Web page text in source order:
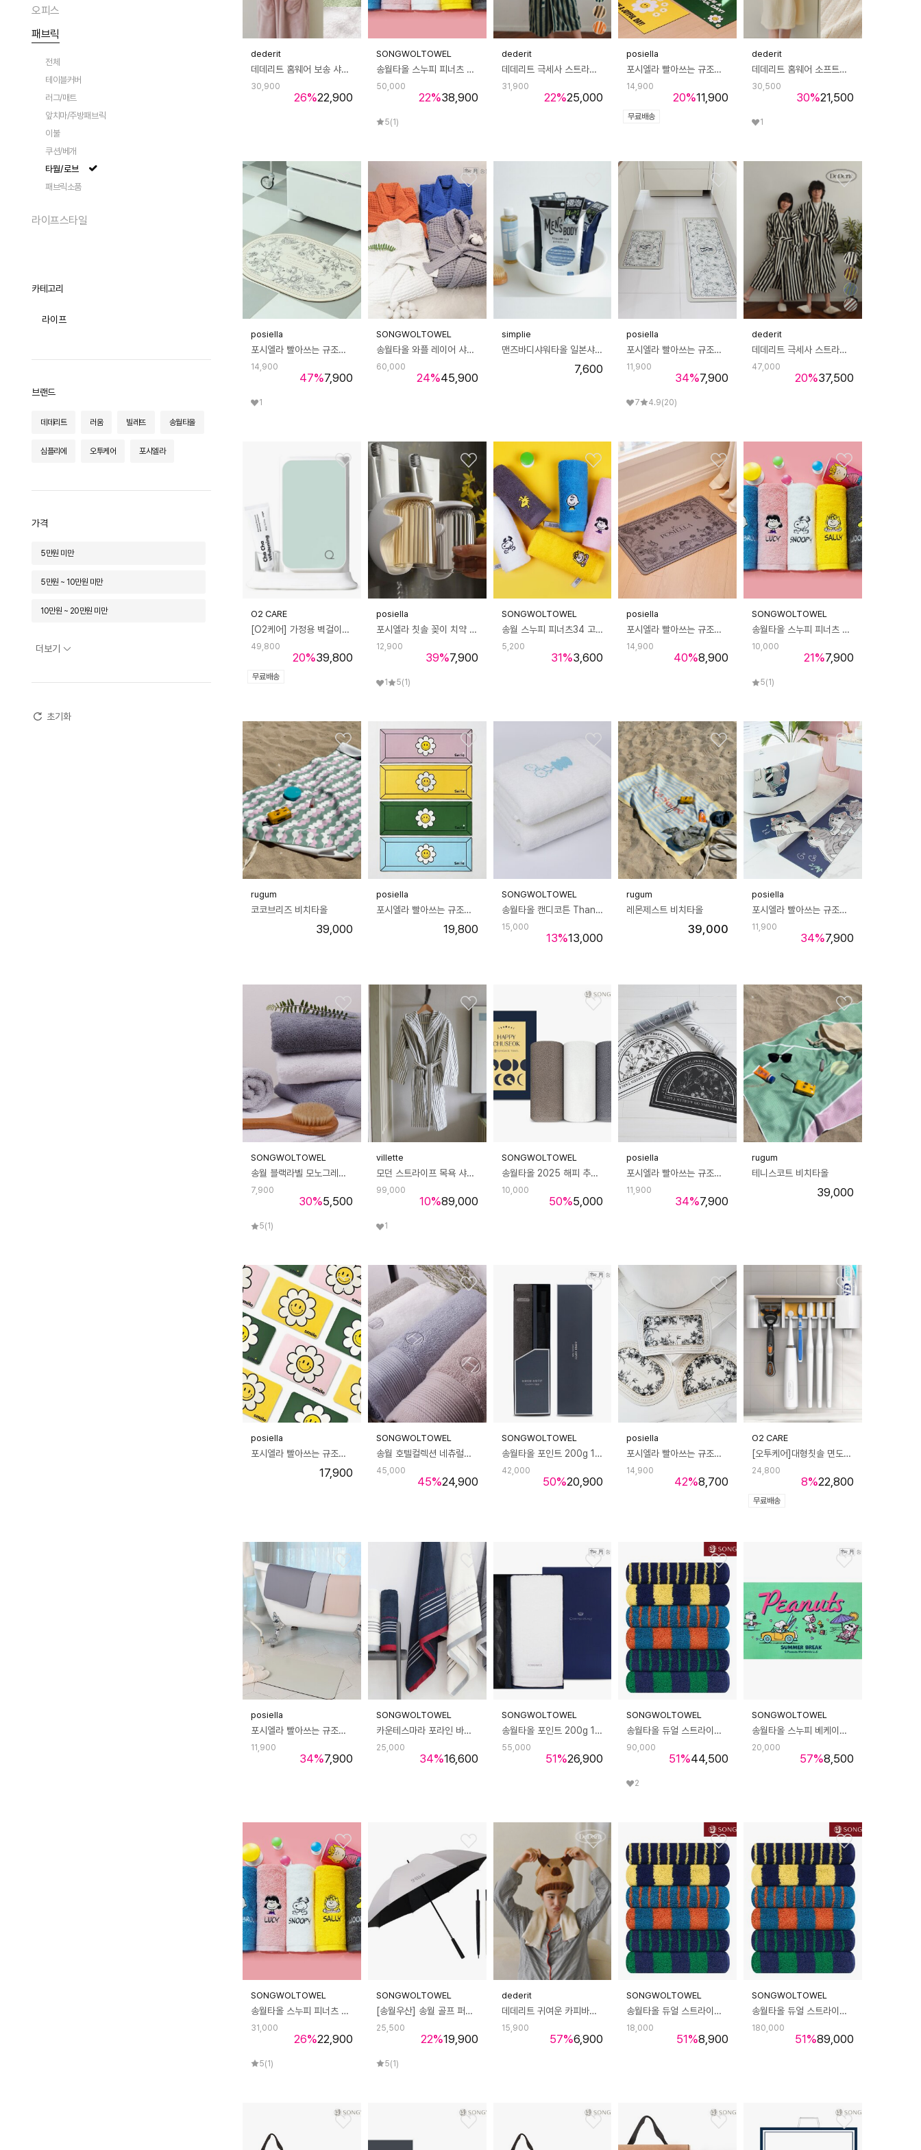
가디건/베스트
팬츠
숄더백
크로스백
에코/캔버스백
토트백
백팩
클러치/파우치
액세서리
캐리어
전체
펌프스
로퍼
슬리퍼/뮬
샌들
부츠
스니커즈/운동화
액세서리
전체
모자
지갑
스카프/머플러
패션 액세서리
아이웨어
쥬얼리
시계
양말/스타킹
라운지웨어
전체
여성 상의
여성 하의
페어
원피스/슬립
투피스/세트
ACC
화병/화분
청소
트레이/테이블매트
수저받침
컵/저그
와인잔/도구
주방용품
티웨어
테이블 체어
라운지 체어
스툴/오토만
식탁/테이블
사이드 테이블
소파
선반/장식장
트롤리
전체
플로어 조명
테이블 조명
포터블 조명
오피스
전체
트레이
카드/메모
테스크툴
패브릭
전체
테이블커버
러그/매트
앞치마/주방패브릭
이불
쿠션/베개
타월/로브
패브릭소품
라이프스타일
생활가전
바바더컬쳐
카테고리
라이프
브랜드
데데리트 러움 빌레뜨 송월타올
심플리에 오투케어 포시엘라
가격
5만원 미만
5만원 ~ 10만원 미만
10만원 ~ 20만원 미만
더보기
초기화
dederit
데데리트 홈웨어 보송 샤워 목욕 원피스 가운 헤어 타월 수건 라운지웨어 호텔 파자마 로브 수면 잠옷 생일 친구 집들이 이사 선물
26%
30,900
22,900
SONGWOLTOWEL
송월타올 스누피 피너츠 180g 호텔수건 타올 40수 5매 선물세트
22%
50,000
38,900
5(1)
dederit
데데리트 극세사 스트라이프 후드 로브 호텔 샤워 비치 가운 타올 수면 홈웨어 라운지웨어 파자마 잠옷 집들이 생일 친구 우정 선물
22%
31,900
25,000
posiella
포시엘라 빨아쓰는 규조토 욕실 발매트 귀여운 데이지 60x40
20%
14,900
11,900
무료배송
dederit
데데리트 홈웨어 소프트폼 샤워 가운 라운지웨어 목욕 가운 타월 수건 원피스 파자마 수면 잠옷 생일 친구 커플 집들이 선물
30%
30,500
21,500
1
posiella
포시엘라 빨아쓰는 규조토 발매트 욕실 주방 매트 북유럽 프렌치 60x40
47%
14,900
7,900
1
SONGWOLTOWEL
송월타올 와플 레이어 샤워 목욕 가운 로브-XL
24%
60,000
45,900
simplie
맨즈바디샤워타올 일본샤워타올 여행용샤워타올
7,600
posiella
포시엘라 빨아쓰는 규조토 발매트 싱크대 주방 매트 북유럽 목련 60x40
34%
11,900
7,900
7 4.9(20)
dederit
데데리트 극세사 스트라이프 로브 남녀공용 호텔 샤워 비치 가운 타올 수면 홈웨어 파자마 잠옷 생일 친구 커플 집들이 신혼 선물
20%
47,000
37,500
O2 CARE
[O2케어] 가정용 벽걸이+스탠드겸용 칫솔살균기 면도기살균
20%
49,800
39,800
무료배송
posiella
포시엘라 칫솔 꽂이 치약 걸이 치솔 거치대
39%
12,900
7,900
1 5(1)
SONGWOLTOWEL
송월 스누피 피너츠34 고리 핸드타올 (34*34cm/70g/면 100%)
31%
5,200
3,600
posiella
포시엘라 빨아쓰는 규조토 발매트 현관 욕실 주방 매트 북유럽 버터플라이
40%
14,900
8,900
SONGWOLTOWEL
송월타올 스누피 피너츠 180g 호텔수건 타올 40수 1매 선물세트
21%
10,000
7,900
5(1)
rugum
코코브리즈 비치타올
39,000
posiella
포시엘라 빨아쓰는 규조토 주방 매트 대형 키친 싱크대 현관 욕실 발매트 액자 L
19,800
SONGWOLTOWEL
송월타올 캔디코튼 Thank U 감사 자수 호텔타올 2P 선물세트 + 쇼핑백
13%
15,000
13,000
rugum
레몬제스트 비치타올
39,000
posiella
포시엘라 빨아쓰는 규조토 주방 매트 3세대 부엌 싱크대 욕실 발매트
34%
11,900
7,900
SONGWOLTOWEL
송월 블랙라벨 모노그레이라인 (40x80cm/170g/40수 코마사)
30%
7,900
5,500
5(1)
villette
모던 스트라이프 목욕 샤워가운
10%
99,000
89,000
1
SONGWOLTOWEL
송월타올 2025 해피 추석 한가위 달 토끼 감사카드 호텔수건 1매 선물세트
50%
10,000
5,000
posiella
포시엘라 빨아쓰는 규조토 발매트 3세대 욕실 주방 매트 북유럽 꽃반원
34%
11,900
7,900
rugum
테니스코트 비치타올
39,000
posiella
포시엘라 빨아쓰는 규조토 발매트 4세대 욕실 현관 주방 매트 스마일
17,900
SONGWOLTOWEL
송월 호텔컬렉션 네츄럴코밍 미니바스50 3장 (50x100cm/230g/30수 코마사)
45%
45,000
24,900
SONGWOLTOWEL
송월타올 포인트 200g 1P + 2단 완벽무지 우산 1P 선물세트
50%
42,000
20,900
posiella
포시엘라 빨아쓰는 규조토 발매트 싱크대 주방 매트 시그니쳐
42%
14,900
8,700
O2 CARE
[오투케어]대형칫솔 면도기 아노다이징 오픈형 칫솔살균기 24시간 살균 건조 소독 독립 면도기살균
8%
24,800
22,800
무료배송
posiella
포시엘라 빨아쓰는 규조토 발매트 욕실 주방 싱크대 매트 M
34%
11,900
7,900
SONGWOLTOWEL
카운테스마라 포라인 바스68 (68x130cm/420g/면100%)
34%
25,000
16,600
SONGWOLTOWEL
송월타올 포인트 200g 1P + CM 3단 큐브완자 우산 1P 선물세트
51%
55,000
26,900
SONGWOLTOWEL
송월타올 듀얼 스트라이프 180g 호텔수건 타월 5장
51%
90,000
44,500
2
SONGWOLTOWEL
송월타올 스누피 베케이션50 비치 타올 타월 1장
57%
20,000
8,500
SONGWOLTOWEL
송월타올 스누피 피너츠 180g 호텔수건 타올 40수 3매 선물세트
26%
31,000
22,900
5(1)
SONGWOLTOWEL
[송월우산] 송월 골프 퍼터 암막 장 우산[70x8K]
22%
25,500
19,900
5(1)
dederit
데데리트 귀여운 카피바라 샤워캡 헤어타월 타올 세안밴드 머리수건 페이스타월 친구 우정 커플 생일 선물
57%
15,900
6,900
SONGWOLTOWEL
송월타올 듀얼 스트라이프 180g 호텔수건 타월 1장
51%
18,000
8,900
SONGWOLTOWEL
송월타올 듀얼 스트라이프 180g 호텔수건 타월 10장
51%
180,000
89,000